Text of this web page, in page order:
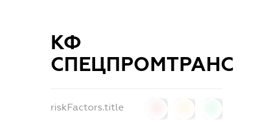
КФ
СПЕЦПРОМТРАНС
riskFactors.title